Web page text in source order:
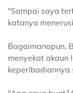
"Sampai saya
katanya
Bagaimanapun,
menyekat akaun